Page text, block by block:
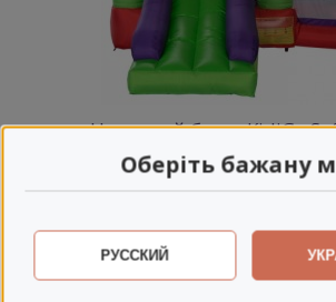
Надувной батут KidiGo
Оберіть бажану
РУССКИЙ